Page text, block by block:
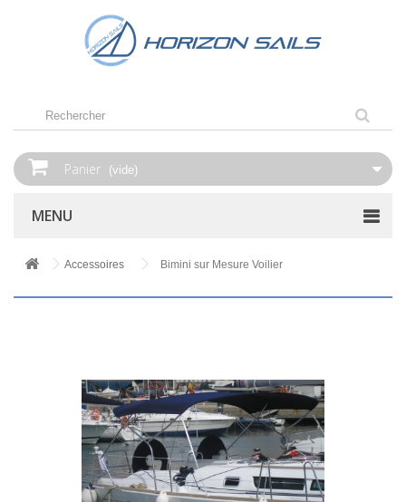
Panier (vide)
MENU
Accessoires Bimini sur Mesure Voilier